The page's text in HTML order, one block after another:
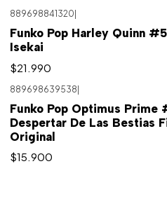
889698841320
Funko Pop Harley Quinn
Isekai
$21.990
889698639538|
Funko Pop Optimus Prime
Despertar De Las Bestias
Original
$15.900